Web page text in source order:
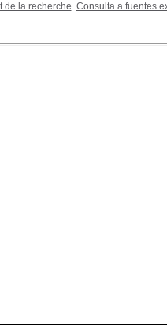
de la recherche Consulta a fuentes